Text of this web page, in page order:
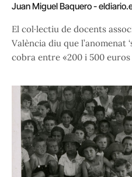
Juan Miguel Baquero -
El col·lectiu de docents
València diu que l’anomenat
cobra entre «200 i 500 euros